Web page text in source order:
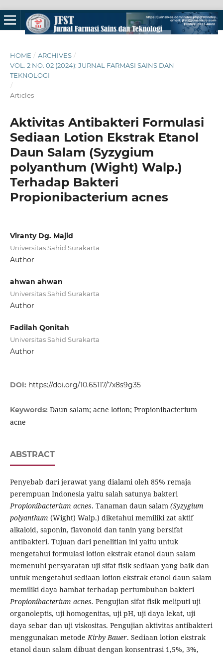
HOME / ARCHIVES /
VOL. 2 NO. 02 (2024): JURNAL FARMASI SAINS DAN
TEKNOLOGI
/
Articles
Aktivitas Antibakteri Formulasi
Sediaan Lotion Ekstrak Etanol
Daun Salam (Syzygium
polyanthum (Wight) Walp.)
Terhadap Bakteri
Propionibacterium acnes
Viranty Dg. Majid
Universitas Sahid Surakarta
Author
ahwan ahwan
Universitas Sahid Surakarta
Author
Fadilah Qonitah
Universitas Sahid Surakarta
Author
DOI: https://doi.org/10.65117/7x8s9g35
Keywords: Daun salam; acne lotion; Propionibacterium
acne
ABSTRACT
Penyebab dari jerawat yang dialami oleh 85% remaja
perempuan Indonesia yaitu salah satunya bakteri
Propionibacterium acnes. Tanaman daun salam (Syzygium
polyanthum (Wight) Walp.) diketahui memiliki zat aktif
alkaloid, saponin, flavonoid dan tanin yang bersifat
antibakteri. Tujuan dari penelitian ini yaitu untuk
mengetahui formulasi lotion ekstrak etanol daun salam
memenuhi persyaratan uji sifat fisik sediaan yang baik dan
untuk mengetahui sediaan lotion ekstrak etanol daun salam
memiliki daya hambat terhadap pertumbuhan bakteri
Propionibacterium acnes. Pengujian sifat fisik meliputi uji
organoleptis, uji homogenitas, uji pH, uji daya lekat, uji
daya sebar dan uji viskositas. Pengujian aktivitas antibakteri
menggunakan metodeKirby Bauer. Sediaan lotion ekstrak
etanol daun salam dibuat dengan konsentrasi 1,5%, 3%,